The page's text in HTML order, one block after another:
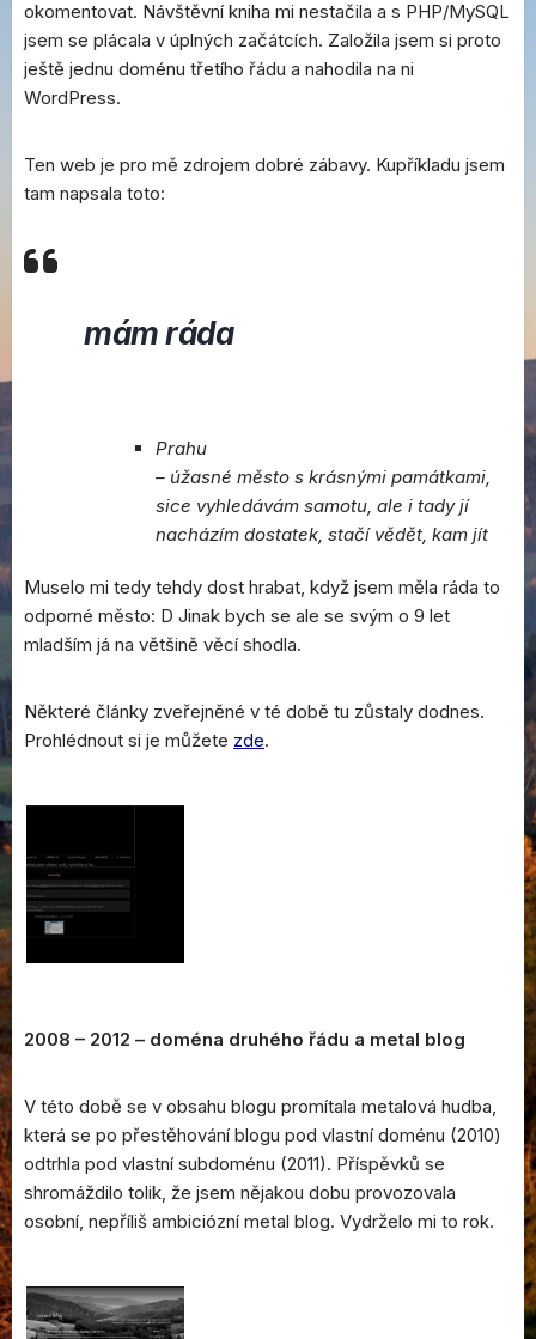
okomentovat. Návštěvní kniha mi nestačila a s PHP/MySQL
jsem se plácala v úplných začátcích. Založila jsem si proto
ještě jednu doménu třetího řádu a nahodila na ni
WordPress.
Ten web je pro mě zdrojem dobré zábavy. Kupříkladu jsem
tam napsala toto:
mám ráda
Prahu
– úžasné město s krásnými památkami,
sice vyhledávám samotu, ale i tady jí
nacházím dostatek, stačí vědět, kam jít
Muselo mi tedy tehdy dost hrabat, když jsem měla ráda to
odporné město: D Jinak bych se ale se svým o 9 let
mladším já na většině věcí shodla.
Některé články zveřejněné v té době tu zůstaly dodnes.
Prohlédnout si je můžete zde.
2008 – 2012 – doména druhého řádu a metal blog
V této době se v obsahu blogu promítala metalová hudba,
která se po přestěhování blogu pod vlastní doménu (2010)
odtrhla pod vlastní subdoménu (2011). Příspěvků se
shromáždilo tolik, že jsem nějakou dobu provozovala
osobní, nepříliš ambiciózní metal blog. Vydrželo mi to rok.